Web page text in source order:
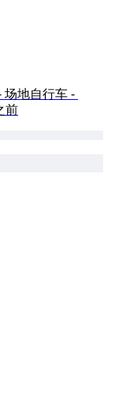
场地自行车 -
前